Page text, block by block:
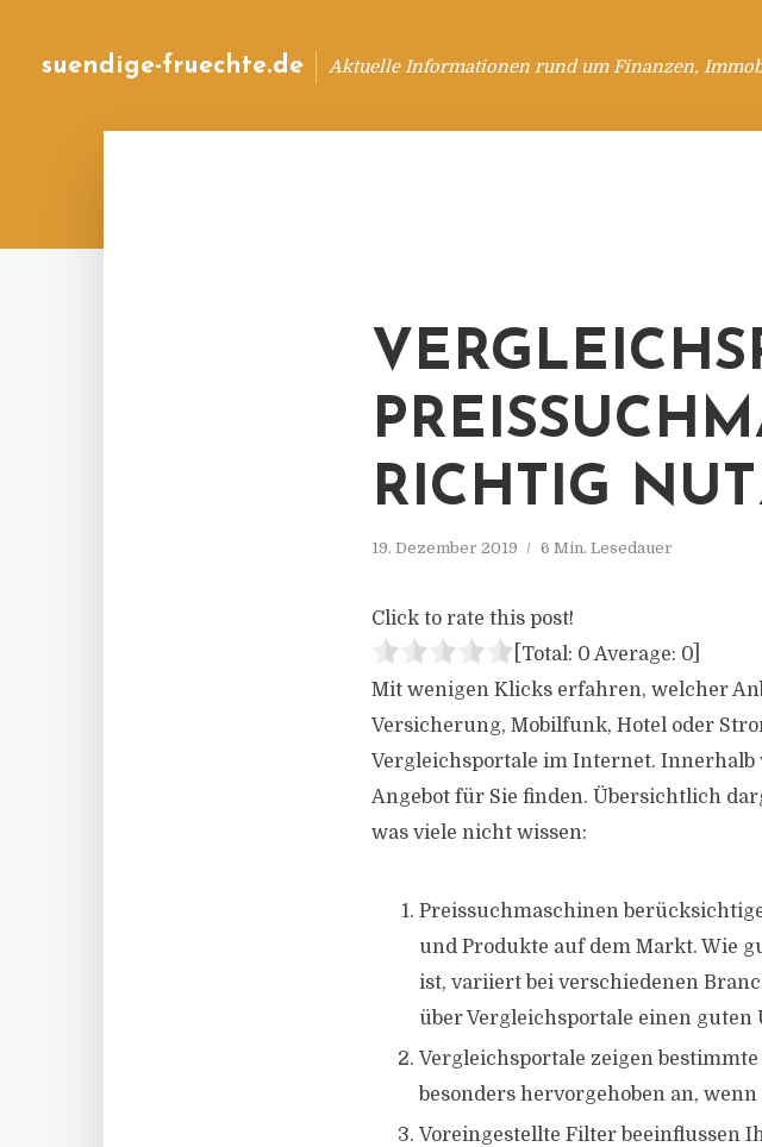
suendige-fruechte.de Aktuelle Informationen rund um Finanzen,
RICHTIG
19. Dezember 2019 6 Min. Lesedauer
Click to rate this post!
[Total: 0 Average: 0
Mit wenigen Klicks erfahren, welcher
Versicherung, Mobilfunk, Hotel oder
Vergleichsportale im Internet. Innerhalb
Angebot für Sie finden. Übersichtlich
was viele nicht wissen:
Preissuchmaschinen
und Produkte auf dem Markt. Wie
ist, variiert bei verschiedenen
über Vergleichsportale einen guten
Vergleichsportale zeigen
besonders hervorgehoben an,
Voreingestellte Filter beeinflussen